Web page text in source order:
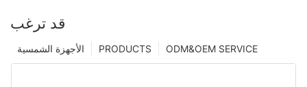
قد ترغب
ODM&OEM SERVICE
PRODUCTS الأجهزة الشمسية